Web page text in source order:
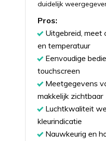
duidelijk
Pros:
Uitgebreid, meet
en temperatuur
Eenvoudige
touchscreen
Meetgegevens
makkelijk zichtbaar
Luchtkwaliteit
kleurindicatie
Nauwkeurig en